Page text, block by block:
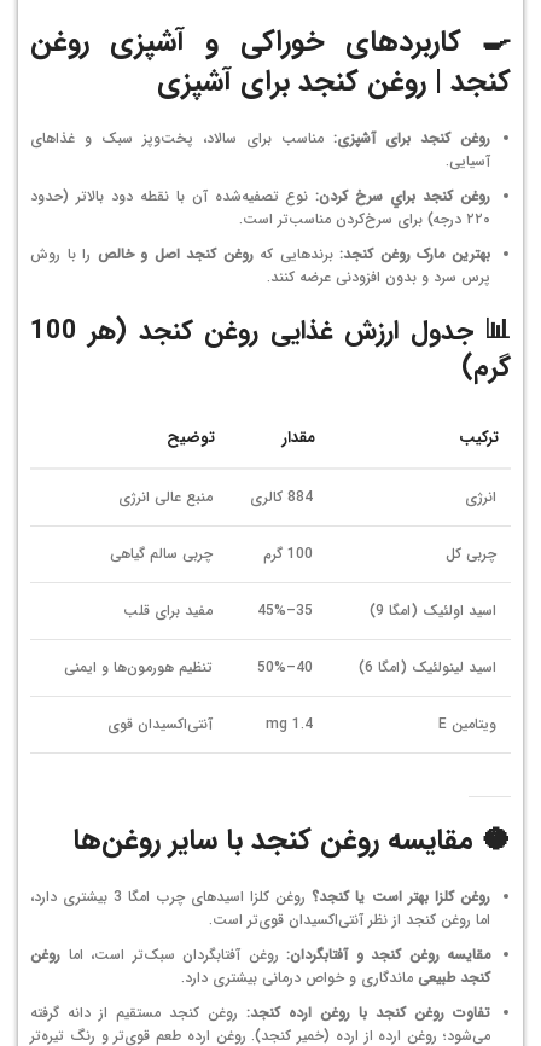
🍳 کاربردهای خوراکی و آشپزی روغن
کنجد | روغن کنجد برای آشپزی
روغن کنجد برای آشپزی: مناسب برای سالاد، پخت‌وپز سبک و غذاهای
آسیایی.
روغن كنجد براي سرخ كردن:نوع تصفیه‌شده آن با نقطه دود بالاتر (حدود
۲۲۰ درجه) برای سرخ‌کردن مناسب‌تر است.
بهترین مارک روغن کنجد:برندهایی کهروغن کنجد اصل و خالص را با روش
پرس سرد و بدون افزودنی عرضه کنند.
📊 جدول ارزش غذایی روغن کنجد (هر 100
گرم)
ترکیب مقدار توضیح
انرژی 884 کالری منبع عالی انرژی
چربی کل 100 گرم چربی سالم گیاهی
اسید اولئیک (امگا 9) 35–45% مفید برای قلب
اسید لینولئیک (امگا 6) 40–50% تنظیم هورمون‌ها و ایمنی
ویتامین E 1.4 mg آنتی‌اکسیدان قوی
🥥 مقایسه روغن کنجد با سایر روغن‌ها
روغن کلزا بهتر است یا کنجد؟
روغن کلزا اسیدهای چرب امگا 3 بیشتری دارد،
اما روغن کنجد از نظر آنتی‌اکسیدان قوی‌تر است.
مقایسه روغن کنجد و آفتابگردان: روغن آفتابگردان سبک‌تر است، اما روغن
کنجد طبیعی ماندگاری و خواص درمانی بیشتری دارد.
تفاوت روغن کنجد با روغن ارده کنجد: روغن کنجد مستقیم از دانه گرفته
می‌شود؛ روغن ارده از ارده (خمیر کنجد). روغن ارده طعم قوی‌تر و رنگ تیره‌تر